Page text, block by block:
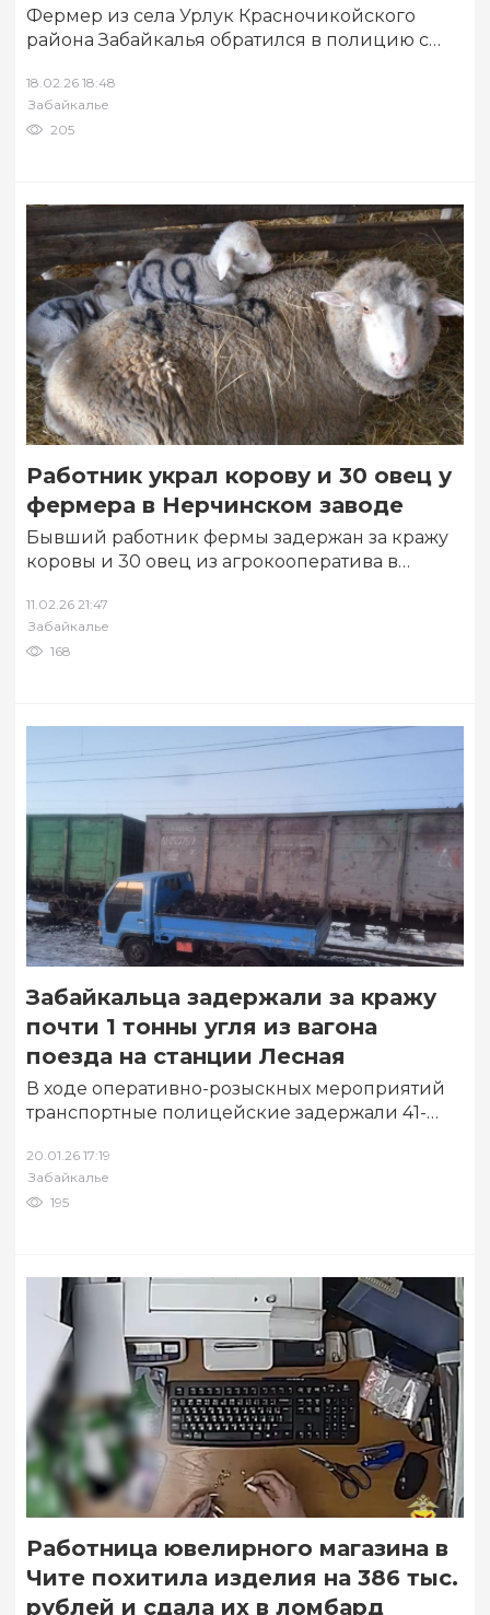
Фермер из села Урлук Красночикойского
района Забайкалья обратился в полицию с
находившихся…
18.02.26 18:48
Забайкалье
205
Работник украл корову и 30 овец у
фермера в Нерчинском заводе
Бывший работник фермы задержан за кражу
коровы и 30 овец из агрокооператива в
заметил…
11.02.26 21:47
Забайкалье
168
Забайкальца задержали за кражу
почти 1 тонны угля из вагона
поезда на станции Лесная
В ходе оперативно-розыскных мероприятий
транспортные полицейские задержали 41-
из вагона грузового поезда перегружал
уголь…
20.01.26 17:19
Забайкалье
195
Работница ювелирного магазина в
Чите похитила изделия на 386 тыс.
рублей и сдала их в ломбард